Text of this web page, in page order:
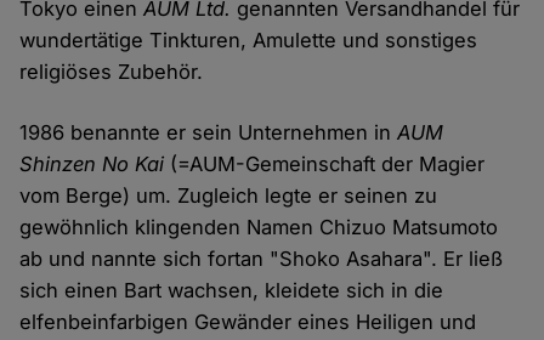
Tokyo einenAUM Ltd. genannten Versandhandel für
wundertätige Tinkturen, Amulette und sonstiges
religiöses Zubehör.
1986 benannte er sein Unternehmen inAUM
Shinzen No Kai (=AUM-Gemeinschaft der Magier
vom Berge) um. Zugleich legte er seinen zu
gewöhnlich klingenden Namen Chizuo Matsumoto
ab und nannte sich fortan "Shoko Asahara". Er ließ
sich einen Bart wachsen, kleidete sich in die
elfenbeinfarbigen Gewänder eines Heiligen und